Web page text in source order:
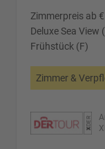
Zimmerpreis ab
Deluxe Sea View
Frühstück (F)
Zimmer &